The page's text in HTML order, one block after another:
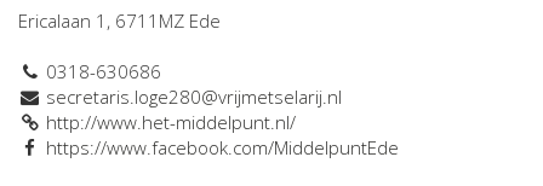
Ericalaan 1, 6711MZ Ede
0318-630686
secretaris.loge280@vrijmetselarij.nl
http://www.het-middelpunt.nl/
https://www.facebook.com/MiddelpuntEde